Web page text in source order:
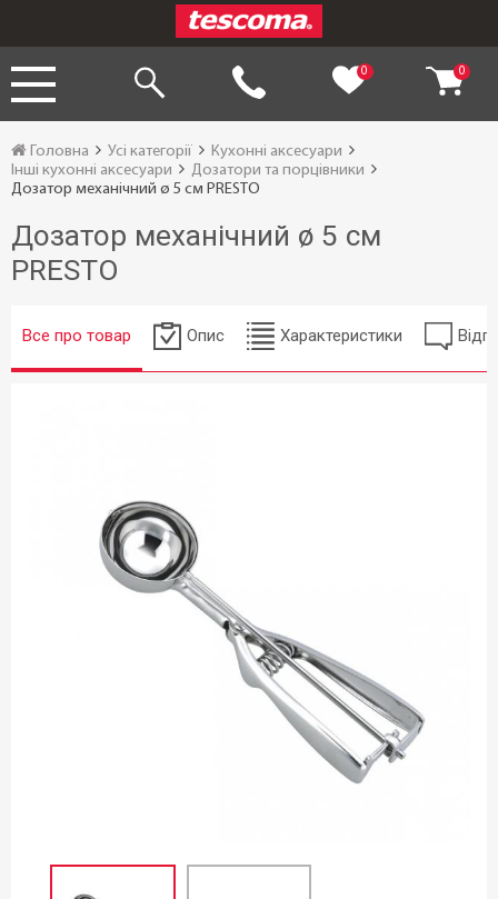
0 0
Головна Усі категорії
Кухонні аксесуари
Інші кухонні аксесуари
Дозатори та порцівники
Дозатор механічний ø 5 см PRESTO
Дозатор механічний ø 5 см
PRESTO
Все про товар Опис Характеристики